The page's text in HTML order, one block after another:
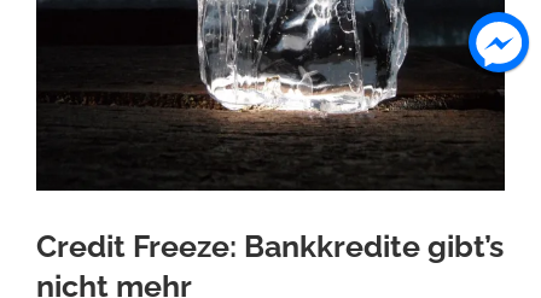
Credit Freeze: Bankkredite gibt’s
nicht mehr